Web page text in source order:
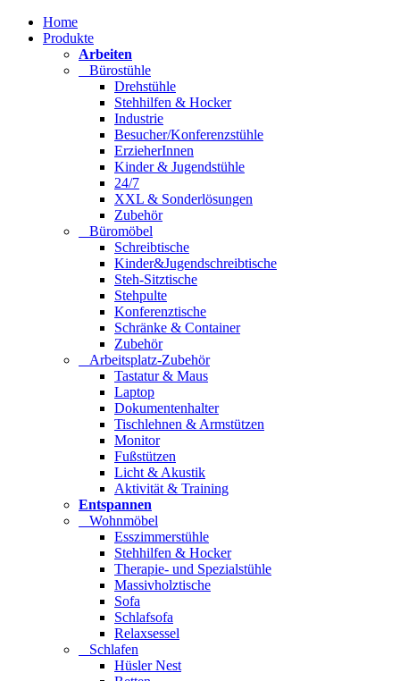
Home
Produkte
Arbeiten
Bürostühle
Drehstühle
Stehhilfen & Hocker
Industrie
Besucher/Konferenzstühle
ErzieherInnen
Kinder & Jugendstühle
24/7
XXL & Sonderlösungen
Zubehör
Büromöbel
Schreibtische
Kinder&Jugendschreibtische
Steh-Sitztische
Stehpulte
Konferenztische
Schränke & Container
Zubehör
Arbeitsplatz-Zubehör
Tastatur & Maus
Laptop
Dokumentenhalter
Tischlehnen & Armstützen
Monitor
Fußstützen
Licht & Akustik
Aktivität & Training
Entspannen
Wohnmöbel
Esszimmerstühle
Stehhilfen & Hocker
Therapie- und Spezialstühle
Massivholztische
Sofa
Schlafsofa
Relaxsessel
Schlafen
Hüsler Nest